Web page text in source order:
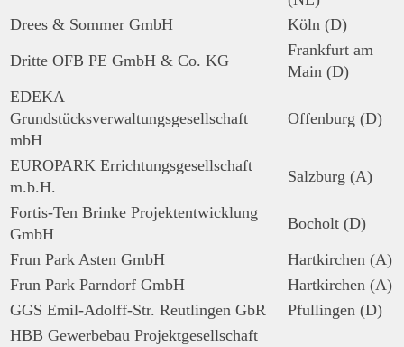
Drees & Sommer GmbH
Köln (D)
Dritte OFB PE GmbH & Co. KG
Frankfurt am
Main (D)
EDEKA
Grundstücksverwaltungsgesellschaft
mbH
Offenburg (D)
EUROPARK Errichtungsgesellschaft
m.b.H.
Salzburg (A)
Fortis-Ten Brinke Projektentwicklung
GmbH
Bocholt (D)
Frun Park Asten GmbH
Hartkirchen (A)
Frun Park Parndorf GmbH
Hartkirchen (A)
GGS Emil-Adolff-Str. Reutlingen GbR
Pfullingen (D)
HBB Gewerbebau Projektgesellschaft